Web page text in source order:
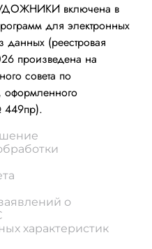
включена в
для электронных
(реестровая
произведена на
совета по
оформленного
449пр).
о
характеристик